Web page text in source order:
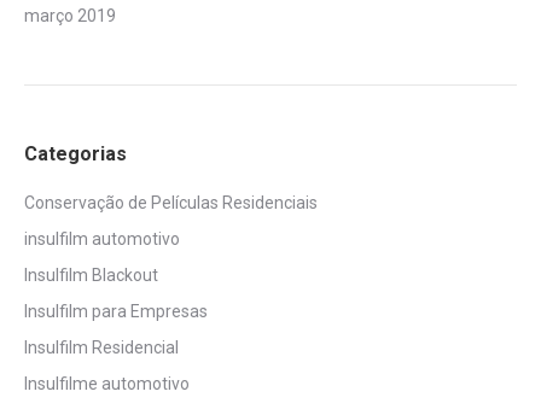
março 2019
Categorias
Conservação de Películas Residenciais
insulfilm automotivo
Insulfilm Blackout
Insulfilm para Empresas
Insulfilm Residencial
Insulfilme automotivo